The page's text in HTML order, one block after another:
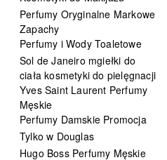
Perfumy Oryginalne Markowe
Zapachy
Perfumy i Wody Toaletowe
Sol de Janeiro mgiełki do
ciała kosmetyki do pielęgnacji
Yves Saint Laurent Perfumy
Męskie
Perfumy Damskie Promocja
Tylko w Douglas
Hugo Boss Perfumy Męskie